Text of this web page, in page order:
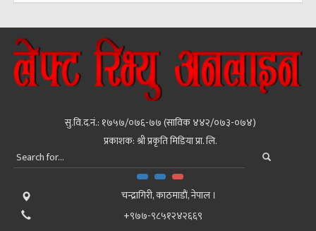
सु.वि.द.नं.: १७५७/०७६-७७ (साविक ४४२/०७३-०७४)
प्रकाशक: श्री प्रकृति मिडिया प्रा. लि.
चन्द्रागिरी, काठमाडाैं, नेपाल ।
+९७७-९८५१२४२६६९